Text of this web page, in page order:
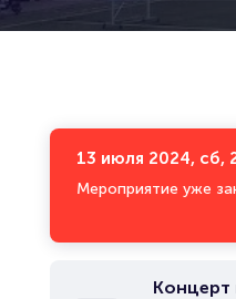
13 июля 2024, сб,
Мероприятие уже
Концерт